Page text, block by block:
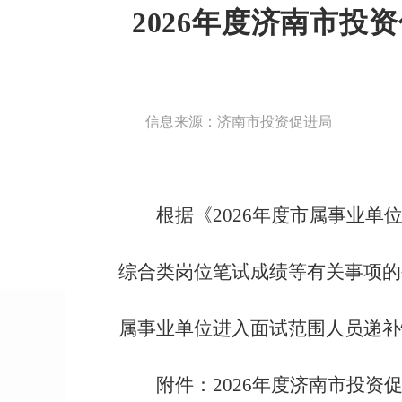
2026年度济南市投
信息来源：济南市投资促进局
根据《2026年度市属事业单
综合类岗位笔试成绩等有关事项
属事业单位进入面试范围人员递
附件：2026年度济南市投资